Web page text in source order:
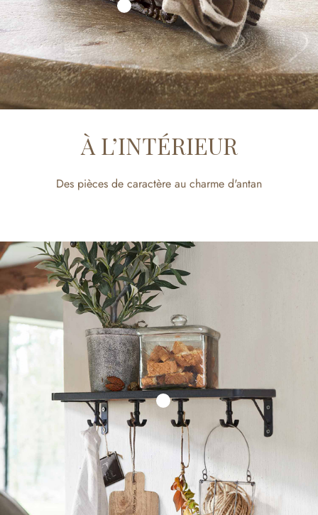
À L’INTÉRIEUR
Des pièces de caractère au charme d'antan